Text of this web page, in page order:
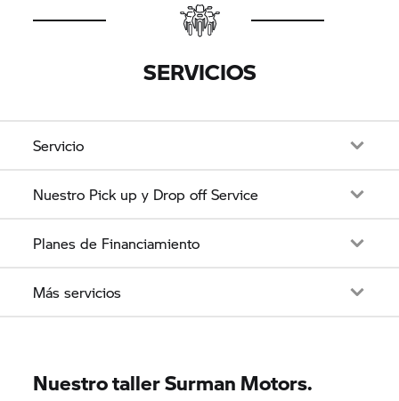
SERVICIOS
Servicio
Nuestro Pick up y Drop off Service
Planes de Financiamiento
Más servicios
Nuestro taller Surman Motors.